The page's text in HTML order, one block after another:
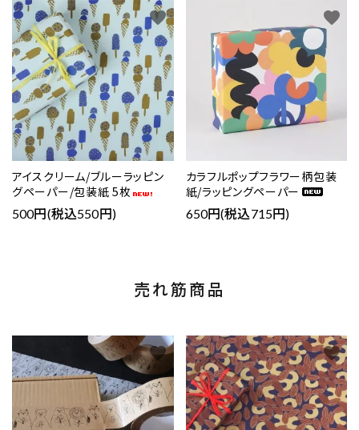
アイスクリーム/ブルーラッピン
グペーパー/包装紙 5枚
500円(税込550円)
favorite
カラフルポップフラワー柄包装
紙/ラッピングペーパー
650円(税込715円)
favorite
売れ筋商品
favorite favorite